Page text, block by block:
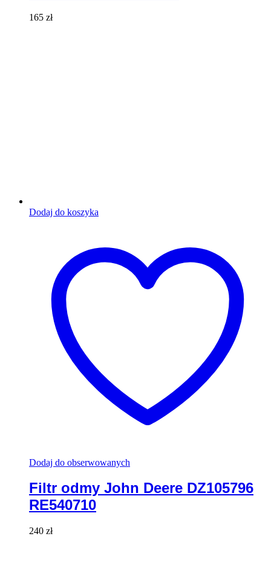
165 zł
Dodaj do koszyka
Dodaj do obserwowanych
Filtr odmy John Deere DZ105796
RE540710
240 zł